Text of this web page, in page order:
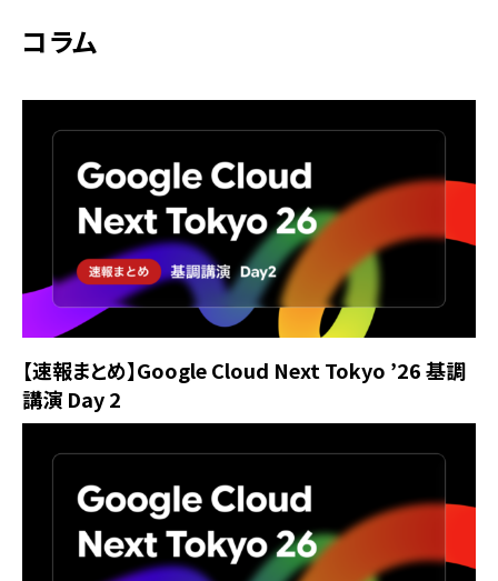
コラム
【速報まとめ】Google Cloud Next Tokyo ’26 基調
講演 Day 2